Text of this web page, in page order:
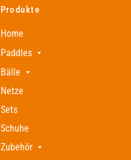
Produkte
Home
Paddles
Bälle
Netze
Sets
Schuhe
Zubehör